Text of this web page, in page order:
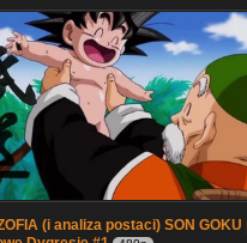
(i analiza postaci) SON GOKU |